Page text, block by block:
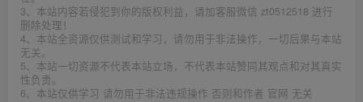
3、本站内容若侵犯到你的版权利益，请加客服微信 zt0512518 进行
删除处理！
4、本站全资源仅供测试和学习，请勿用于非法操作，一切后果与本站
无关。
5、本站一切资源不代表本站立场，不代表本站赞同其观点和对其真实
性负责。
6、本站仅供学习 请勿用于非法违规操作 否则和作者 官网 无关